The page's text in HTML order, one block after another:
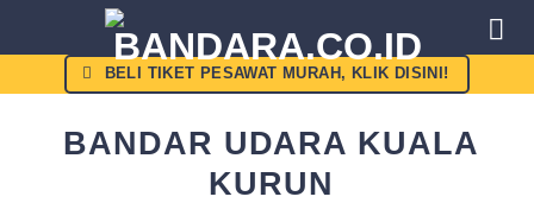
BELI TIKET PESAWAT MURAH, KLIK DISINI!
BANDAR UDARA KUALA
KURUN